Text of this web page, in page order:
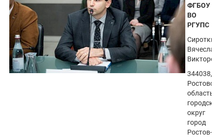
ФГБОУ
ВО
РГУПС
Сироткин
Вячеслав
344038,
область,
округ
город
Ростов-